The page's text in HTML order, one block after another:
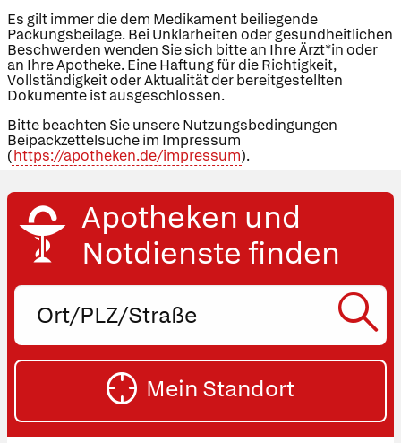
Es gilt immer die dem Medikament beiliegende
Packungsbeilage. Bei Unklarheiten oder gesundheitlichen
Beschwerden wenden Sie sich bitte an Ihre Ärzt*in oder
an Ihre Apotheke. Eine Haftung für die Richtigkeit,
Vollständigkeit oder Aktualität der bereitgestellten
Dokumente ist ausgeschlossen.
Bitte beachten Sie unsere Nutzungsbedingungen
Beipackzettelsuche im Impressum
(https://apotheken.de/impressum).
Apotheken und
Notdienste finden
Ort,
oder
Straße
Mein Standort